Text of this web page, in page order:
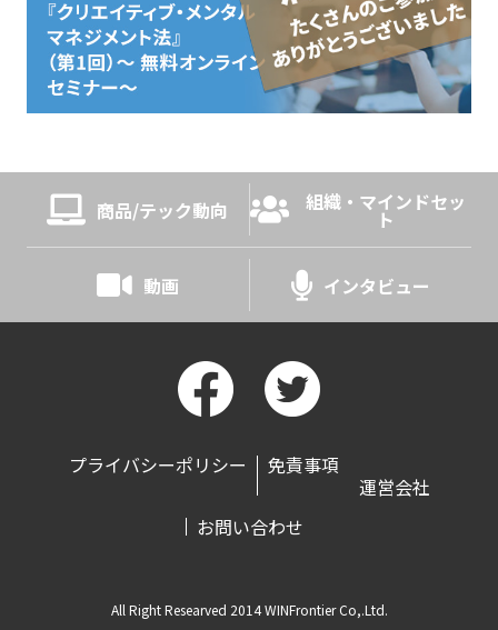
商品/テック動向 組織・マインドセッ
ト
動画 インタビュー
プライバシーポリシー
免責事項
運営会社
お問い合わせ
All Right Researved 2014 WINFrontier Co,.Ltd.ページの先頭へ